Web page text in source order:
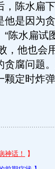
，陈水扁
他是因为
陈水扁试
，他也会
贪腐问题
定时炸弹